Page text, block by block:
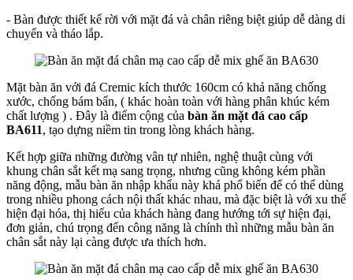
- Bàn được thiết kế rời với mặt đá và chân riêng biệt giúp dễ dàng di
chuyển và tháo lắp.
Mặt bàn ăn với đá Cremic kích thước 160cm có khả năng chống
xước, chống bám bẩn, ( khác hoàn toàn với hàng phân khúc kém
chất lượng ) . Đây là điểm cộng của bàn ăn mặt đá cao cấp
BA611, tạo dựng niềm tin trong lòng khách hàng.
Kết hợp giữa những đường vân tự nhiên, nghệ thuật cùng với
khung chân sắt kết mạ sang trọng, nhưng cũng không kém phần
năng động, mẫu bàn ăn nhập khẩu này khá phổ biến để có thể dùng
trong nhiều phong cách nội thất khác nhau, mà đặc biệt là với xu thế
hiện đại hóa, thị hiếu của khách hàng đang hướng tới sự hiện đại,
đơn giản, chú trọng đến công năng là chính thì những mẫu bàn ăn
chân sắt này lại càng được ưa thích hơn.